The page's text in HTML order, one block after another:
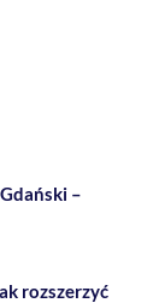
–
rozszerzyć